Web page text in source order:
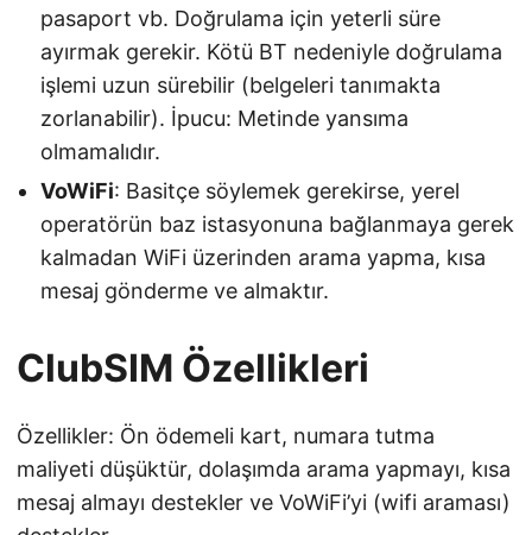
pasaport vb. Doğrulama için yeterli süre
ayırmak gerekir. Kötü BT nedeniyle doğrulama
işlemi uzun sürebilir (belgeleri tanımakta
zorlanabilir). İpucu: Metinde yansıma
olmamalıdır.
VoWiFi: Basitçe söylemek gerekirse, yerel
operatörün baz istasyonuna bağlanmaya gerek
kalmadan WiFi üzerinden arama yapma, kısa
mesaj gönderme ve almaktır.
ClubSIM Özellikleri
Özellikler: Ön ödemeli kart, numara tutma
maliyeti düşüktür, dolaşımda arama yapmayı, kısa
mesaj almayı destekler ve VoWiFi’yi (wifi araması)